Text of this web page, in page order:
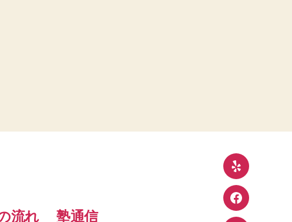
流れ
塾通信
Yelp
Facebook